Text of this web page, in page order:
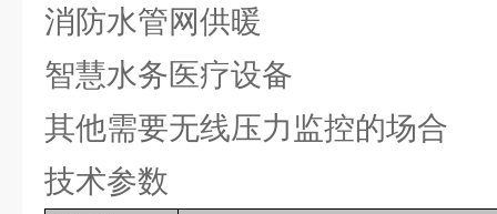
消防水管网供暖
智慧水务医疗设备
其他需要无线压力监控的场合
技术参数